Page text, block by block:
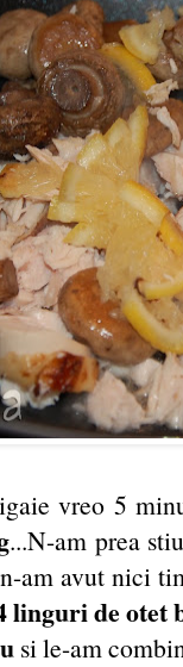
vreo 5
...N-am prea
am avut nici
linguri de otet
si le-am